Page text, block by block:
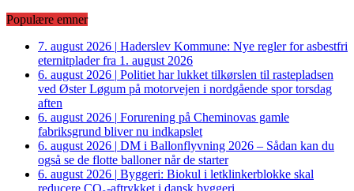
Populære emner
7. august 2026 | Haderslev Kommune: Nye regler for asbestfri
eternitplader fra 1. august 2026
6. august 2026 | Politiet har lukket tilkørslen til rastepladsen
ved Øster Løgum på motorvejen i nordgående spor torsdag
aften
6. august 2026 | Forurening på Cheminovas gamle
fabriksgrund bliver nu indkapslet
6. august 2026 | DM i Ballonflyvning 2026 – Sådan kan du
også se de flotte balloner når de starter
6. august 2026 | Byggeri: Biokul i letklinkerblokke skal
reducere CO₂-aftrykket i dansk byggeri